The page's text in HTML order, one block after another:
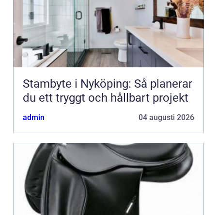
Stambyte i Nyköping: Så planerar
du ett tryggt och hållbart projekt
admin 04 augusti 2026